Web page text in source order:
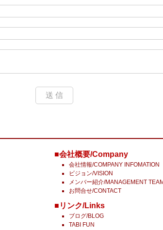
送 信
■会社概要/Company
会社情報/COMPANY INFOMATION
ビジョン/VISION
メンバー紹介/MANAGEMENT
お問合せ/CONTACT
■リンク/Links
ブログ/BLOG
TABI FUN